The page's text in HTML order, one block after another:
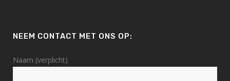
NEEM CONTACT MET ONS OP:
Naam (verplicht)